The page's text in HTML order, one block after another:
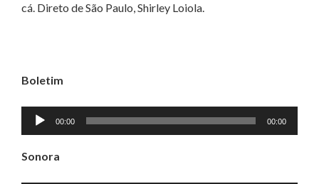
cá. Direto de São Paulo, Shirley Loiola.
Boletim
Tocador
de
áudio
00:00 00:00
Sonora